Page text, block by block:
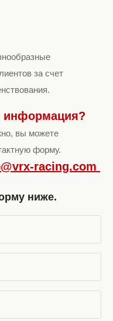
за счет
информация?
вы можете
форму.
racing.com
ниже.